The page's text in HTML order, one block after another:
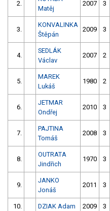
2.
Matěj
2007 3
3.
KONVALINKA
Štěpán
2009 3
4.
SEDLÁK
Václav
2007 2
5.
MAREK
Lukáš
1980 2
6.
JETMAR
Ondřej
2010 3
7.
PAJTINA
Tomáš
2008 3
8.
OUTRATA
Jindřich
1970 3
9.
JANKO
Jonáš
2011 3
10. DZIAK Adam 2009 3